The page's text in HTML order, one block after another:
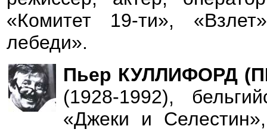
«Комитет 19-ти»,
лебеди».
Пьер КУЛЛИФОРД
(1928-1992),
«Джеки и